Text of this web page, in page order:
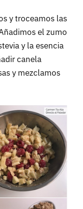
y troceamos las
el zumo
y la esencia
canela
y mezclamos